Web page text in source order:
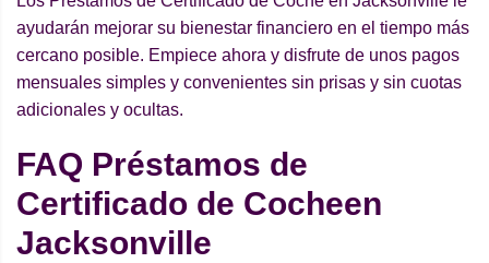
ayudarán mejorar su bienestar financiero en el tiempo más
cercano posible. Empiece ahora y disfrute de unos pagos
mensuales simples y convenientes sin prisas y sin cuotas
adicionales y ocultas.
FAQ Préstamos de
Certificado de Cocheen
Jacksonville